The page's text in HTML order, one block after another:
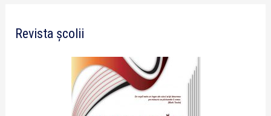
Revista școlii